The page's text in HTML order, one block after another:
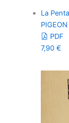
La
PDF
7,90 €